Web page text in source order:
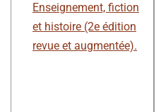
Enseignement, fiction
et histoire (2e édition
revue et augmentée).